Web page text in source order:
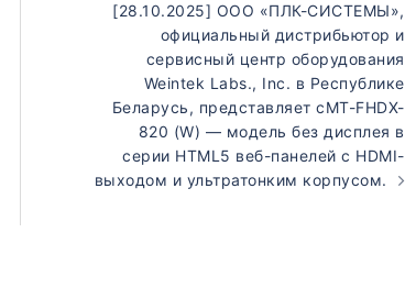
[28.10.2025] ООО «ПЛК-СИСТЕМЫ»,
официальный дистрибьютор и
сервисный центр оборудования
Weintek Labs., Inc. в Республике
Беларусь, представляет cMT-FHDX-
820 (W) — модель без дисплея в
серии HTML5 веб-панелей с HDMI-
выходом и ультратонким корпусом.